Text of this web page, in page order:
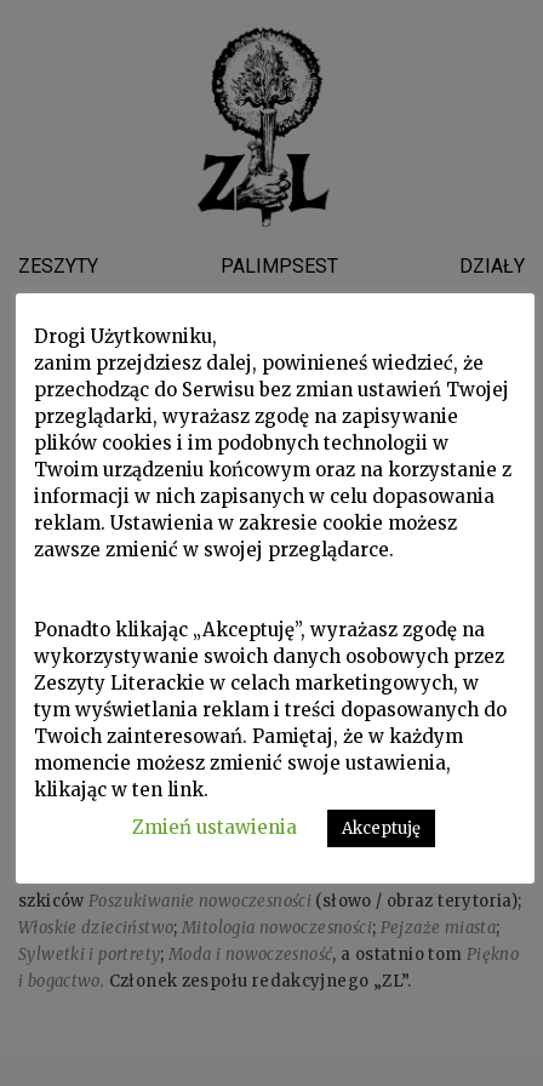
ZESZYTY PALIMPSEST DZIAŁY
ROBERTO
SALVADORI
szkicówPoszukiwanie nowoczesności (słowo / obraz terytoria);
Włoskie dzieciństwo;Mitologia nowoczesności; Pejzaże miasta;
Sylwetki i portrety;Moda i nowoczesność, a ostatnio tom Piękno
i bogactwo. Członek zespołu redakcyjnego „ZL”.
Drogi Użytkowniku,
zanim przejdziesz dalej, powinieneś wiedzieć, że
przechodząc do Serwisu bez zmian ustawień Twojej
przeglądarki, wyrażasz zgodę na zapisywanie
plików cookies i im podobnych technologii w
Twoim urządzeniu końcowym oraz na korzystanie z
informacji w nich zapisanych w celu dopasowania
reklam. Ustawienia w zakresie cookie możesz
zawsze zmienić w swojej przeglądarce.
Ponadto klikając „Akceptuję”, wyrażasz zgodę na
wykorzystywanie swoich danych osobowych przez
Zeszyty Literackie w celach marketingowych, w
tym wyświetlania reklam i treści dopasowanych do
Twoich zainteresowań. Pamiętaj, że w każdym
momencie możesz zmienić swoje ustawienia,
klikając w ten link.
Zmień ustawienia
Akceptuję